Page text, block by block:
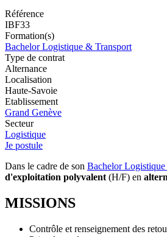
Référence
IBF33
Formation(s)
Bachelor Logistique & Transport
Type de contrat
Alternance
Localisation
Haute-Savoie
Etablissement
Grand Genève
Secteur
Logistique
Je postule
Dans le cadre de son Bachelor Logistique
d'exploitation polyvalent(H/F) en
MISSIONS
Contrôle et renseignement des